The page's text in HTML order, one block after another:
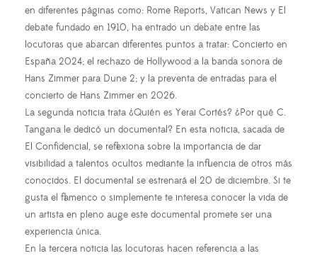
en diferentes páginas como: Rome Reports, Vatican News y El
debate fundado en 1910, ha entrado un debate entre las
locutoras que abarcan diferentes puntos a tratar: Concierto en
España 2024; el rechazo de Hollywood a la banda sonora de
Hans Zimmer para Dune 2; y la preventa de entradas para el
concierto de Hans Zimmer en 2026.
La segunda noticia trata ¿Quién es Yerai Cortés? ¿Por qué C.
Tangana le dedicó un documental? En esta noticia, sacada de
El Confidencial, se reflexiona sobre la importancia de dar
visibilidad a talentos ocultos mediante la influencia de otros más
conocidos. El documental se estrenará el 20 de diciembre. Si te
gusta el flamenco o simplemente te interesa conocer la vida de
un artista en pleno auge este documental promete ser una
experiencia única.
En la tercera noticia las locutoras hacen referencia a las